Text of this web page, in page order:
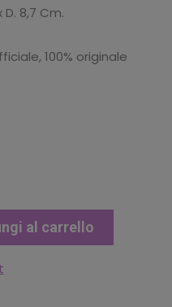
D. 8,7 Cm.
100% originale
al carrello